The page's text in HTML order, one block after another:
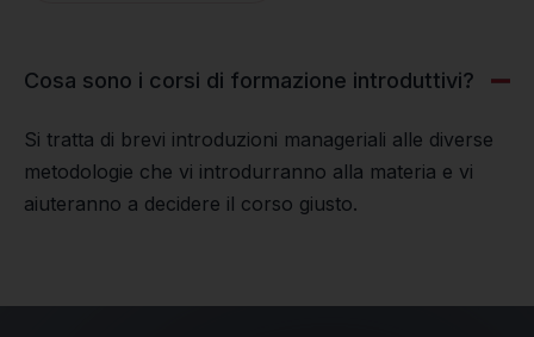
Cosa sono i corsi di formazione introduttivi?
Si tratta di brevi introduzioni manageriali alle diverse
metodologie che vi introdurranno alla materia e vi
aiuteranno a decidere il corso giusto.